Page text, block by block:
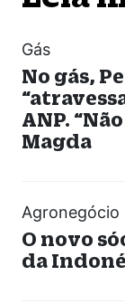
Gás
No gás,
ANP.
Magda
Agronegócio
O novo
da